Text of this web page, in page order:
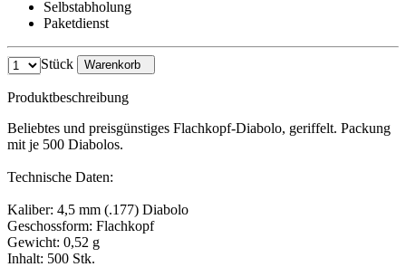
Selbstabholung
Paketdienst
Stück Warenkorb
Produktbeschreibung
Beliebtes und preisgünstiges Flachkopf-Diabolo, geriffelt. Packung
mit je 500 Diabolos.
Technische Daten:
Kaliber: 4,5 mm (.177) Diabolo
Geschossform: Flachkopf
Gewicht: 0,52 g
Inhalt: 500 Stk.